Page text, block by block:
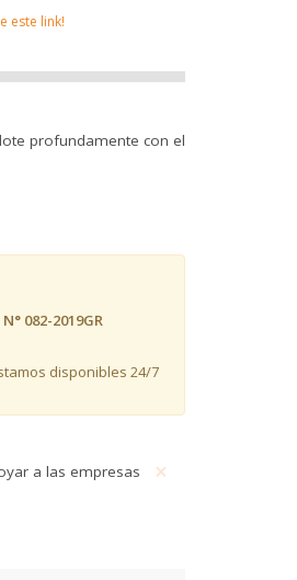
este link!
profundamente con el
082-2019GR
disponibles 24/7
×
a las empresas